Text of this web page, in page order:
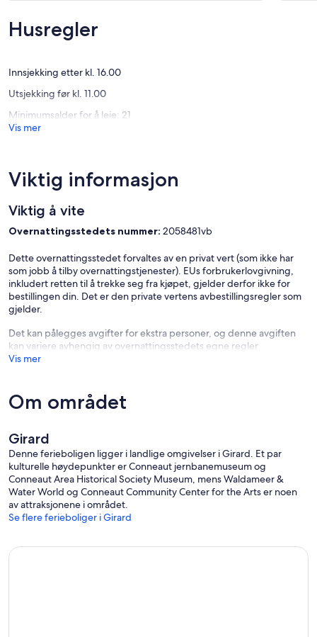
(154
anmeldelser)
Husregler
Innsjekking etter kl. 16.00
Utsjekking før kl. 11.00
Minimumsalder for å leie: 21
Vis mer
Viktig informasjon
Viktig å vite
Overnattingsstedets nummer: 2058481vb
Dette overnattingsstedet forvaltes av en privat vert (som ikke har
som jobb å tilby overnattingstjenester). EUs forbrukerlovgivning,
inkludert retten til å trekke seg fra kjøpet, gjelder derfor ikke for
bestillingen din. Det er den private vertens avbestillingsregler som
gjelder.
Det kan pålegges avgifter for ekstra personer, og denne avgiften
kan variere avhengig av overnattingsstedets egne regler
Vis mer
Om området
Girard
Denne ferieboligen ligger i landlige omgivelser i Girard. Et par
kulturelle høydepunkter er Conneaut jernbanemuseum og
Conneaut Area Historical Society Museum, mens Waldameer &
Water World og Conneaut Community Center for the Arts er noen
av attraksjonene i området.
Se flere ferieboliger i Girard